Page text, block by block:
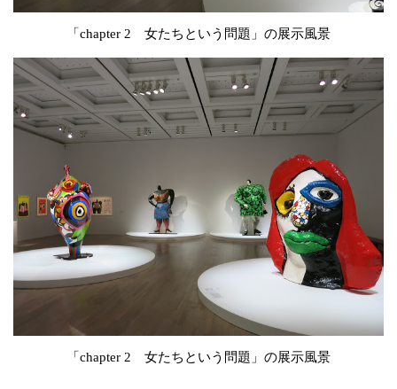
「chapter 2 女たちという問題」の展示風景
「chapter 2 女たちという問題」の展示風景